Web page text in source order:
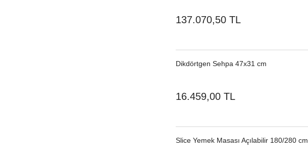
137.070,50 TL
Dikdörtgen Sehpa 47x31 cm
16.459,00 TL
Slice Yemek Masası Açılabilir 180/280 cm